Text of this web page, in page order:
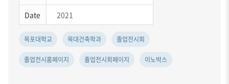
Date
2021
목포대학교 목대건축학과 졸업전시회
졸업전시홈페이지 졸업전시회페이지 이노박스